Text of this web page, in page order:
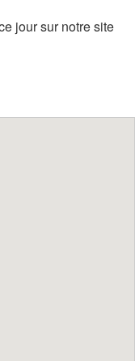
jour sur notre site